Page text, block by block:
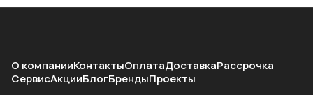
О компанииКонтактыОплатаДоставкаРассрочка
СервисАкцииБлогБрендыПроекты